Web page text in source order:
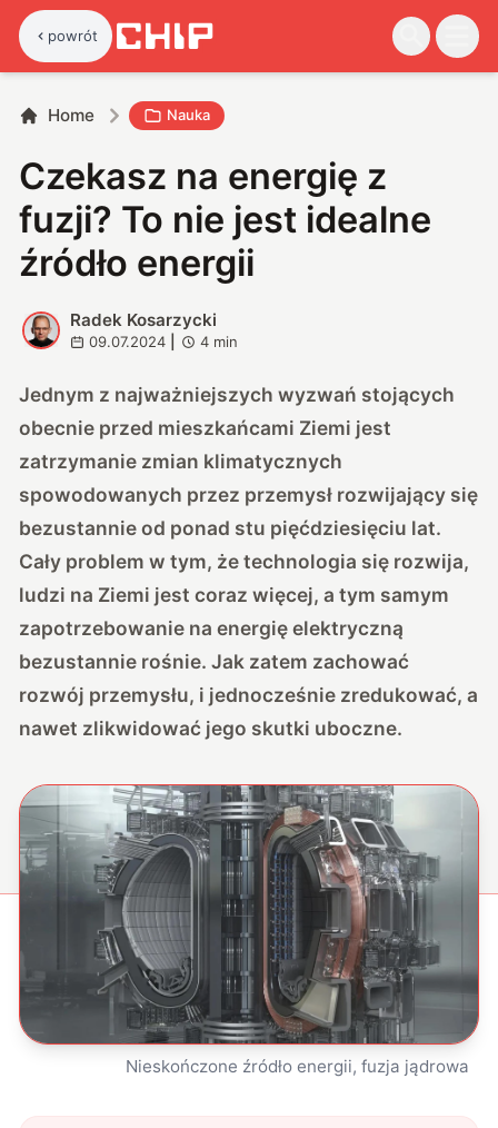
powrót
Home Nauka
Czekasz na energię z
fuzji? To nie jest idealne
źródło energii
R
Radek Kosarzycki
09.07.2024 4 min
Jednym z najważniejszych wyzwań stojących
obecnie przed mieszkańcami Ziemi jest
zatrzymanie zmian klimatycznych
spowodowanych przez przemysł rozwijający się
bezustannie od ponad stu pięćdziesięciu lat.
Cały problem w tym, że technologia się rozwija,
ludzi na Ziemi jest coraz więcej, a tym samym
zapotrzebowanie na energię elektryczną
bezustannie rośnie. Jak zatem zachować
rozwój przemysłu, i jednocześnie zredukować, a
nawet zlikwidować jego skutki uboczne.
Nieskończone źródło energii, fuzja jądrowa